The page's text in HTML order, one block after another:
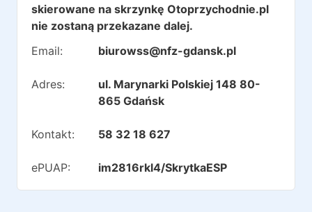
skierowane na skrzynkę Otoprzychodnie.pl
nie zostaną przekazane dalej.
Email:
biurowss@nfz-gdansk.pl
Adres:
ul. Marynarki Polskiej 148 80-
865 Gdańsk
Kontakt: 58 32 18 627
ePUAP: im2816rkl4/SkrytkaESP